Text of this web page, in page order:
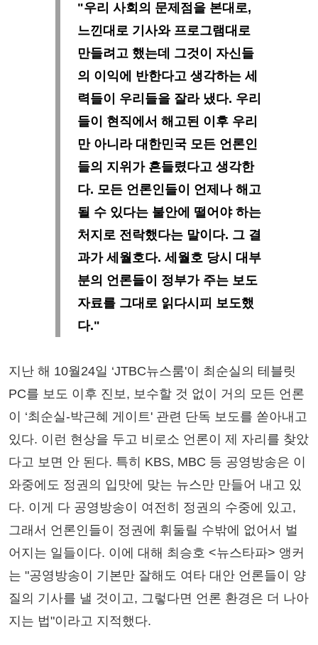
"우리 사회의 문제점을 본대로,
느낀대로 기사와 프로그램대로
만들려고 했는데 그것이 자신들
의 이익에 반한다고 생각하는 세
력들이 우리들을 잘라 냈다. 우리
들이 현직에서 해고된 이후 우리
만 아니라 대한민국 모든 언론인
들의 지위가 흔들렸다고 생각한
다. 모든 언론인들이 언제나 해고
될 수 있다는 불안에 떨어야 하는
처지로 전락했다는 말이다. 그 결
과가 세월호다. 세월호 당시 대부
분의 언론들이 정부가 주는 보도
자료를 그대로 읽다시피 보도했
다."
지난 해 10월24일 ‘JTBC뉴스룸'이 최순실의 테블릿
PC를 보도 이후 진보, 보수할 것 없이 거의 모든 언론
이 ‘최순실-박근혜 게이트' 관련 단독 보도를 쏟아내고
있다. 이런 현상을 두고 비로소 언론이 제 자리를 찾았
다고 보면 안 된다. 특히 KBS, MBC 등 공영방송은 이
와중에도 정권의 입맛에 맞는 뉴스만 만들어 내고 있
다. 이게 다 공영방송이 여전히 정권의 수중에 있고,
그래서 언론인들이 정권에 휘둘릴 수밖에 없어서 벌
어지는 일들이다. 이에 대해 최승호 <뉴스타파> 앵커
는 "공영방송이 기본만 잘해도 여타 대안 언론들이 양
질의 기사를 낼 것이고, 그렇다면 언론 환경은 더 나아
지는 법"이라고 지적했다.